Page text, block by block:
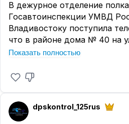
В дежурное отделение
Госавтоинспекции УМВД
Владивостоку поступила
что в районе дома № 40 на
Горшкова произошел наезд
лица Госавтоинспекции
Владивостоку и бригада
помощи.
По предварительной
Показать полностью
dpskontrol_125rus